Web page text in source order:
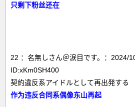
只剩下粉丝还在
22 ：名無しさん＠涙目です。：2024/
ID:xKm0SH400
契約違反系アイドルとして再出発する
作为违反合同系偶像东山再起